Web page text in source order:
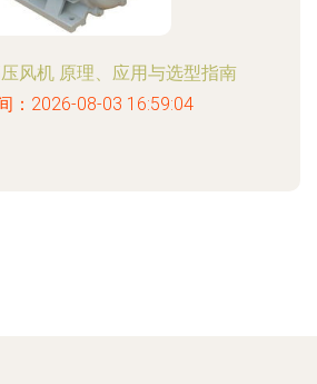
风机 原理、应用与选型指南
：2026-08-03 16:59:04